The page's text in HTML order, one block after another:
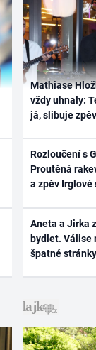
Mathiase
vždy uhnaly:
já, slibuje
Rozloučení s
Proutěná
a zpěv Irglové
Aneta a Jirka
bydlet. Válise
špatné stránky